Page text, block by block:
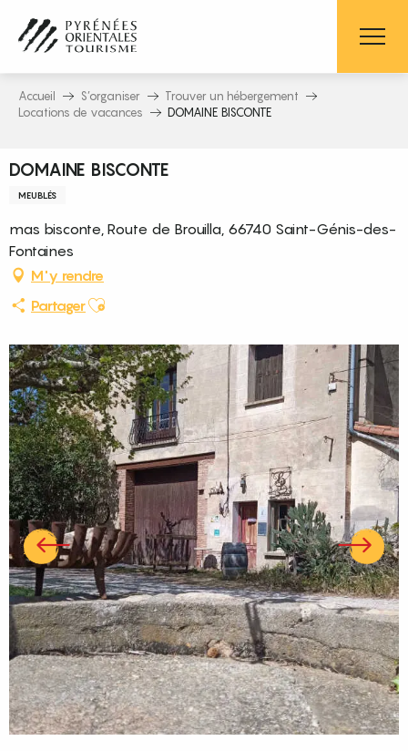
contenu
principal
Accueil S’organiser
Trouver un hébergement
Locations de vacances
DOMAINE BISCONTE
DOMAINE BISCONTE
MEUBLÉS
mas bisconte, Route de Brouilla, 66740 Saint-Génis-des-
Fontaines
M'y rendre
PartagerAjouter aux favoris